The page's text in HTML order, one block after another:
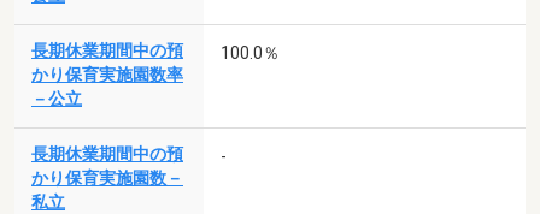
長期休業期間中の預
かり保育実施園数率
－公立
100.0％
長期休業期間中の預
かり保育実施園数－
私立
-